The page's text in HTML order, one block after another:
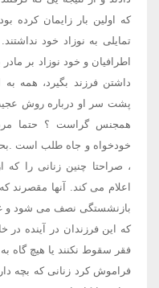
که اولین بار زایمان کرده
تمایلی به نوزاد خود
اطرافیان و خود نوزاد بر
داشتن فرزند بگیرد، همه
پشت سر او درباره روش
همجنس گراست ؟ حتما مرد
خودخواه و جاه طلب است
، صراحتا چنین زنانی را
اعلام می کند. آنها مقصرند
بازنشستگی نصف می شود و
که این فرزندان در آینده در
فقر سقوط نکنند یا هیچ گاه
فراموش کرد زنانی که بچه